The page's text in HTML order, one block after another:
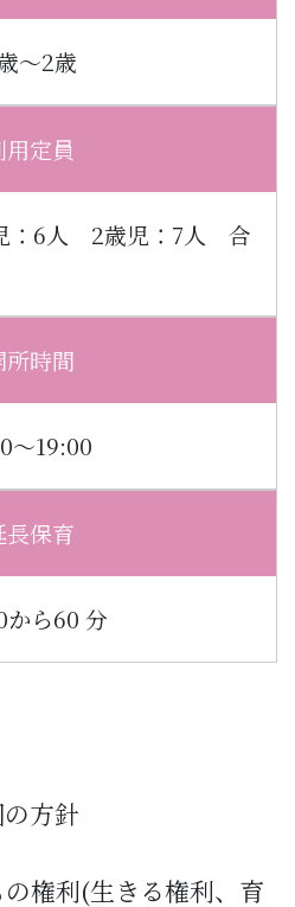
～2歳
用定員
：6人 2歳児：7人 合
所時間
〜19:00
長保育
から60 分
方針
権利(生きる権利、育